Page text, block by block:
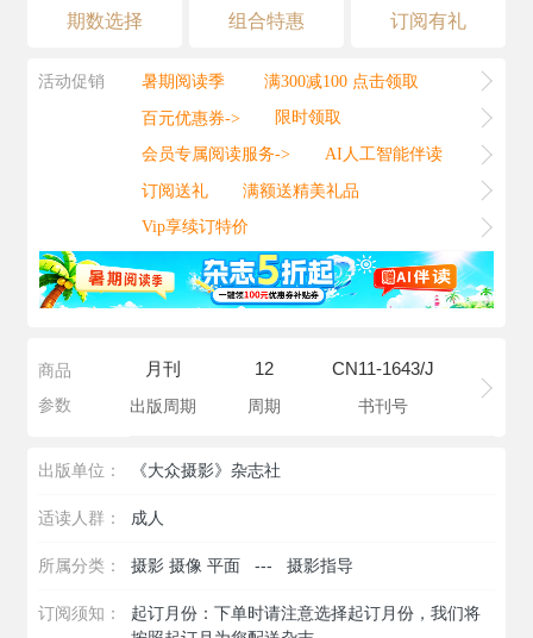
期数选择 组合特惠 订阅有礼
活动促销 暑期阅读季
满300减100 点击领取
百元优惠券->
限时领取
会员专属阅读服务->
AI人工智能伴读
订阅送礼
满额送精美礼品
Vip享续订特价
商品
参数
月刊
出版周期
12
周期
CN11-1643/J
书刊号
出版单位： 《大众摄影》杂志社
适读人群： 成人
所属分类： 摄影 摄像 平面 ---摄影指导
订阅须知：
起订月份：下单时请注意选择起订月份，我们将